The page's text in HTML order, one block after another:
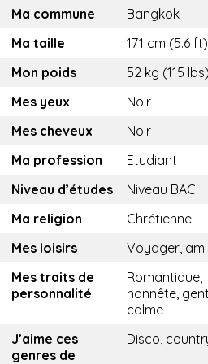
Ma commune
Bangkok
Ma taille
171 cm (5.6 ft)
Mon poids
52 kg (115 lbs)
Mes yeux
Noir
Mes cheveux
Noir
Ma profession
Etudiant
Niveau d’études
Niveau BAC
Ma religion
Chrétienne
Mes loisirs
Voyager,
Mes traits de
personnalité
Romantique,
honnête,
calme
J’aime ces
genres de
Disco,